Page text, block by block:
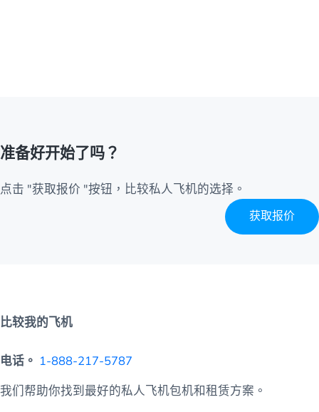
准备好开始了吗？
点击 "获取报价 "按钮，比较私人飞机的选择。
获取报价
比较我的飞机
电话。 1-888-217-5787
我们帮助你找到最好的私人飞机包机和租赁方案。